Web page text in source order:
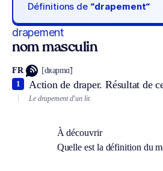
Définitions de “drapement“
drapement
nom masculin
FR [dʀapmɑ̃]
Action de draper. Résultat de
1
Le drapement d’un lit.
À découvrir
Quelle est la définition du